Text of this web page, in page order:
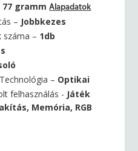
77 gramm Alapadatok
– Jobbkezes
száma – 1db
Technológia – Optikai
felhasználás - Játék
Memória, RGB